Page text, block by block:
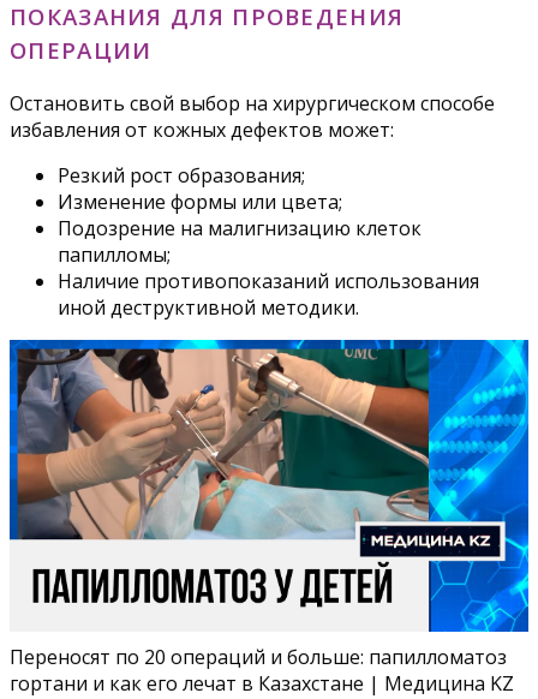
ПОКАЗАНИЯ ДЛЯ ПРОВЕДЕНИЯ
ОПЕРАЦИИ
Остановить свой выбор на хирургическом способе
избавления от кожных дефектов может:
Резкий рост образования;
Изменение формы или цвета;
Подозрение на малигнизацию клеток
папилломы;
Наличие противопоказаний использования
иной деструктивной методики.
Переносят по 20 операций и больше: папилломатоз
гортани и как его лечат в Казахстане | Медицина KZ